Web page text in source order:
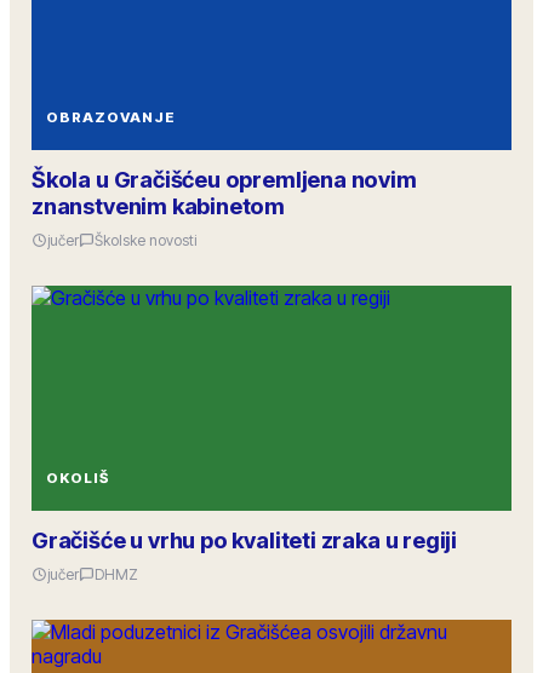
OBRAZOVANJE
Škola u Gračišćeu opremljena novim
znanstvenim kabinetom
jučer Školske novosti
OKOLIŠ
Gračišće u vrhu po kvaliteti zraka u regiji
jučer DHMZ